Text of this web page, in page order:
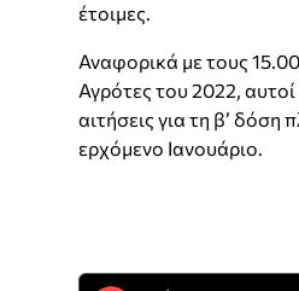
έτοιµες.
Αναφορικά µε τους
Αγρότες του 2022,
αιτήσεις για τη β’
ερχόµενο Ιανουάριο.